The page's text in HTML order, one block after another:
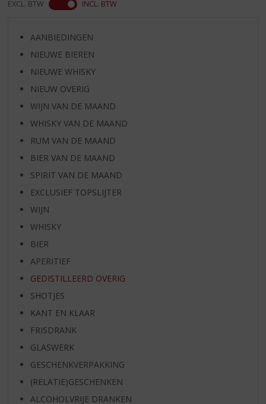
EXCL. BTW INCL. BTW
AANBIEDINGEN
NIEUWE BIEREN
NIEUWE WHISKY
NIEUW OVERIG
WIJN VAN DE MAAND
WHISKY VAN DE MAAND
RUM VAN DE MAAND
BIER VAN DE MAAND
SPIRIT VAN DE MAAND
EXCLUSIEF TOPSLIJTER
WIJN
WHISKY
BIER
APERITIEF
GEDISTILLEERD OVERIG
SHOTJES
KANT EN KLAAR
FRISDRANK
GLASWERK
GESCHENKVERPAKKING
(RELATIE)GESCHENKEN
ALCOHOLVRIJE DRANKEN